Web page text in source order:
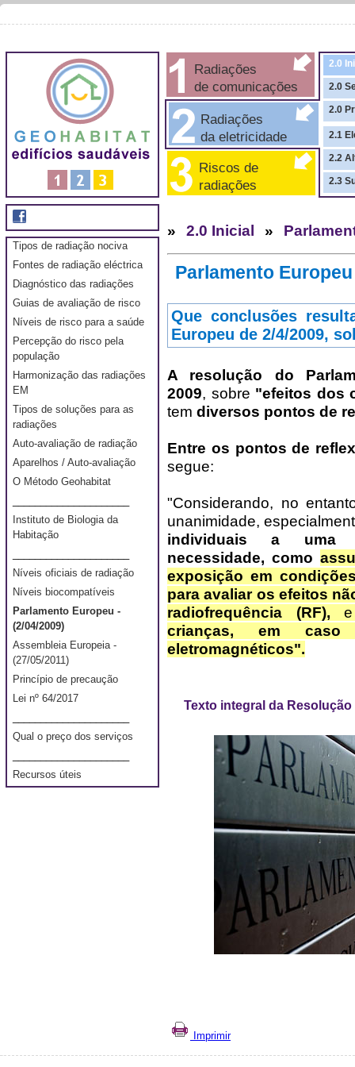
Radiações
de comunicações
Radiações
da eletricidade
Riscos de
radiações
2.0
2.0
2.0
2.1
2.2
2.3
Tipos de radiação nociva
Fontes de radiação eléctrica
Diagnóstico das radiações
Guias de avaliação de risco
Níveis de risco para a saúde
Percepção do risco pela
população
Harmonização das radiações
EM
Tipos de soluções para as
radiações
Auto-avaliação de radiação
Aparelhos / Auto-avaliação
O Método Geohabitat
Instituto de Biologia da
Habitação
Níveis oficiais de radiação
Níveis biocompatíveis
Parlamento Europeu -
(2/04/2009)
Assembleia Europeia -
(27/05/2011)
Princípio de precaução
Lei nº 64/2017
Qual o preço dos serviços
Recursos úteis
» 2.0 Inicial »
Parlamento Europeu
Que conclusões
Europeu de 2/4/2009,
A resolução do
2009, sobre "efeitos dos
tem diversos pontos de
Entre os pontos de
segue:
"Considerando, no
unanimidade,
individuais a uma
necessidade, como
exposição em
para avaliar os efeitos
radiofrequência (RF),
crianças, em
eletromagnéticos".
Texto integral da
Imprimir